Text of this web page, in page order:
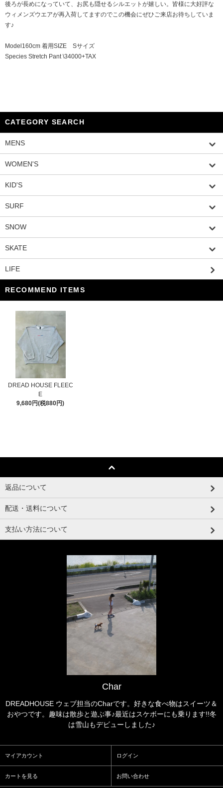
後ろが長めになっていて、お尻も隠せるシルエットが嬉しい。皆様に大好評な
ウィメンズウエアが再入荷してますのでこの機会にぜひご来店お待ちしていま
す♪
Model160cm 着用SIZE Sサイズ
Species Stretch Pant \34000+TAX
CATEGORY SEARCH
MENS
WOMEN'S
KID'S
SURF
SNOW
SKATE
LIFE
RECOMMEND ITEMS
DREAD HOUSE FLEEC
E
9,680円(税880円)
返品について
配送・送料について
支払い方法について
Char
DREADHOUSE ウェブ担当のCharです。好きな食べ物はスイーツ＆
おやつです。趣味は散歩と遊ぶ事♪最近はスケボーにも乗ります!!冬
は雪山もデビューしました♪
マイアカウント ログイン
カートを見る お問い合わせ